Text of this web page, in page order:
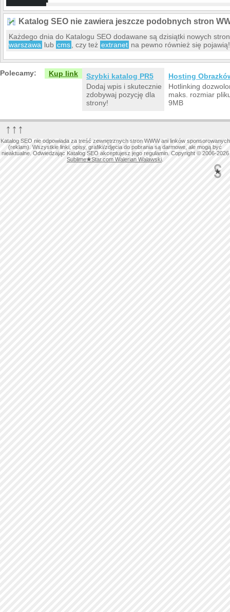
Katalog SEO nie zawiera jeszcze podobnych stron
Każdego dnia do Katalogu SEO dodawane są dzisiątki nowych
warszawa lub cms , czy też extranet na pewno również się pojawią!
Polecamy: Kup link
Szybki katalog PR5
Dodaj wpis i skutecznie
zdobywaj pozycję dla
strony!
Hosting
Hotlinking
maks. rozmiar
9MB
↑↑↑
Katalog SEO nie odpowiada za treść zewnętrznych stron WWW ani linków sponsorowanych
(reklam). Wszystkie linki, opisy, grafiki/zdjęcia do pobrania są darmowe, ale mogą być
nieaktualne. Odwiedzając Katalog SEO akceptujesz jego regulamin. Copyright © 2006-2026
Sublime★Star.com Walerian Walawski